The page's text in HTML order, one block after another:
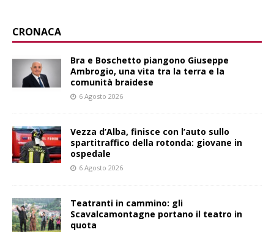
CRONACA
Bra e Boschetto piangono Giuseppe
Ambrogio, una vita tra la terra e la
comunità braidese
6 Agosto 2026
Vezza d’Alba, finisce con l’auto sullo
spartitraffico della rotonda: giovane in
ospedale
6 Agosto 2026
Teatranti in cammino: gli
Scavalcamontagne portano il teatro in
quota